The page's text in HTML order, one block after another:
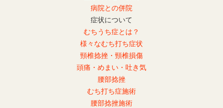
病院との併院
症状について
むちうち症とは？
様々なむち打ち症状
頸椎捻挫・頸椎損傷
頭痛・めまい・吐き気
腰部捻挫
むち打ち症施術
腰部捻挫施術